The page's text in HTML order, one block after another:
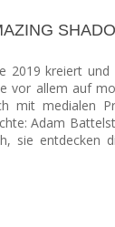
2019 kreiert
allem auf
mit
Adam
entdecken